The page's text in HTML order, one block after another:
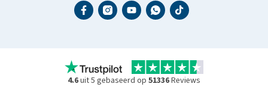
4.6uit 5 gebaseerd op 51336Reviews